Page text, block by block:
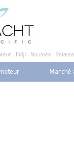
. Fidji . Nouméa .
Marché